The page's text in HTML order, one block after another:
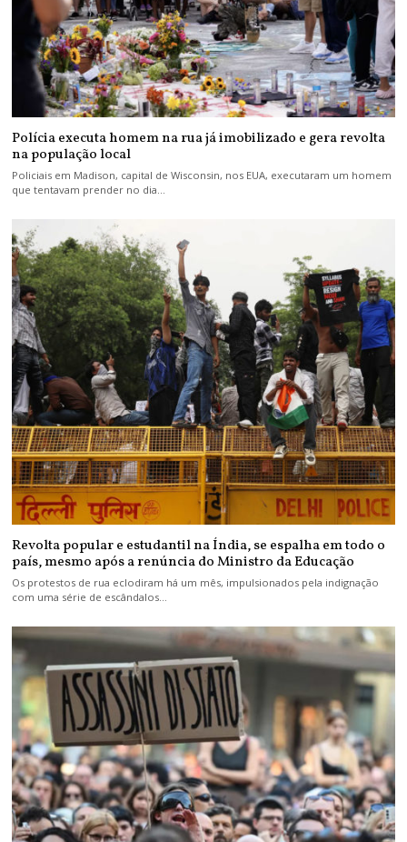
Polícia executa homem na rua já imobilizado e gera revolta
na população local
Policiais em Madison, capital de Wisconsin, nos EUA, executaram um homem
que tentavam prender no dia…
Revolta popular e estudantil na Índia, se espalha em todo o
país, mesmo após a renúncia do Ministro da Educação
Os protestos de rua eclodiram há um mês, impulsionados pela indignação
com uma série de escândalos…